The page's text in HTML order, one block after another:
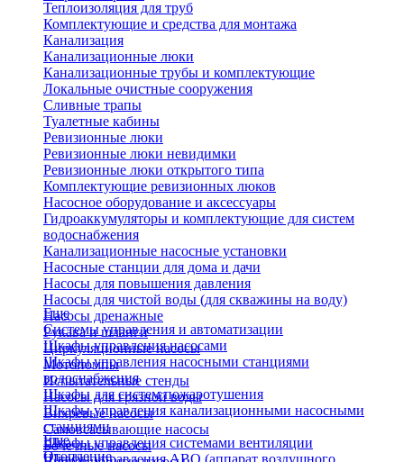
Теплоизоляция для труб
Комплектующие и средства для монтажа
Канализация
Канализационные люки
Канализационные трубы и комплектующие
Локальные очистные сооружения
Сливные трапы
Туалетные кабины
Ревизионные люки
Ревизионные люки невидимки
Ревизионные люки открытого типа
Комплектующие ревизионных люков
Насосное оборудование и аксессуары
Гидроаккумуляторы и комплектующие для систем
водоснабжения
Канализационные насосные установки
Насосные станции для дома и дачи
Насосы для повышения давления
Насосы для чистой воды (для скважины на воду)
Насосы дренажные
Рукава и шланги
Циркуляционные насосы
Мотопомпы
Испытательные стенды
Насосы для грязной воды
Вихревые насосы
Самовсасывающие насосы
Бочечные насосы
Еще
Системы управления и автоматизации
Шкафы управления насосами
Шкафы управления насосными станциями
водоснабжения
Шкафы для систем пожаротушения
Шкафы управления канализационными насосными
станциями
Шкафы управления системами вентиляции
Шкафы управления АВО (аппарат воздушного
Еще
Отопление